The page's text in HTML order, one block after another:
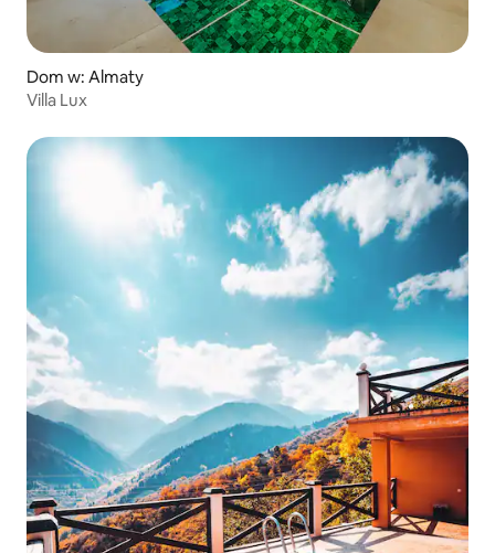
Dom w: Almaty
Villa Lux